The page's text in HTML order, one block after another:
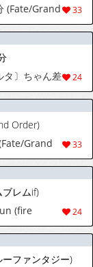
33
(Fate/Grand
24
タ〕ちゃん差
Order)
33
Grand
レムif)
24
(fire
ファンタジー)